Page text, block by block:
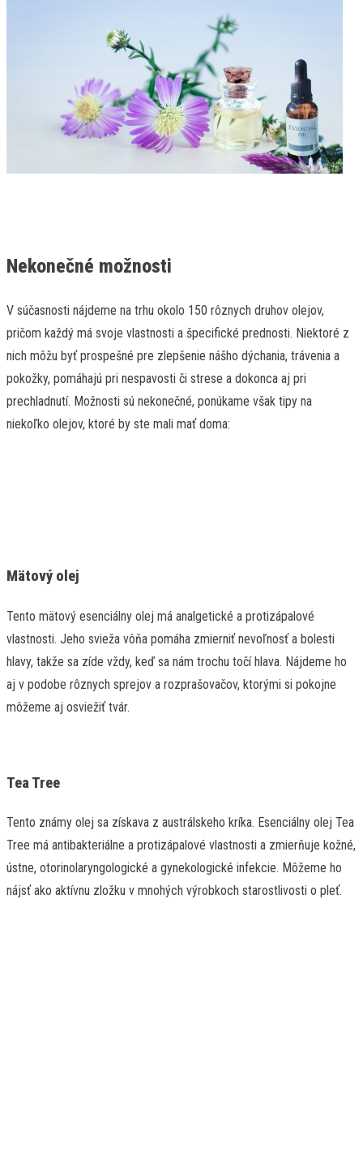
Nekonečné možnosti
V súčasnosti nájdeme na trhu okolo 150 rôznych druhov olejov,
pričom každý má svoje vlastnosti a špecifické prednosti. Niektoré z
nich môžu byť prospešné pre zlepšenie nášho dýchania, trávenia a
pokožky, pomáhajú pri nespavosti či strese a dokonca aj pri
prechladnutí. Možnosti sú nekonečné, ponúkame však tipy na
niekoľko olejov, ktoré by ste mali mať doma:
Mätový olej
Tento mätový esenciálny olej má analgetické a protizápalové
vlastnosti. Jeho svieža vôňa pomáha zmierniť nevoľnosť a bolesti
hlavy, takže sa zíde vždy, keď sa nám trochu točí hlava. Nájdeme ho
aj v podobe rôznych sprejov a rozprašovačov, ktorými si pokojne
môžeme aj osviežiť tvár.
Tea Tree
Tento známy olej sa získava z austrálskeho kríka. Esenciálny olej Tea
Tree má antibakteriálne a protizápalové vlastnosti a zmierňuje kožné,
ústne, otorinolaryngologické a gynekologické infekcie. Môžeme ho
nájsť ako aktívnu zložku v mnohých výrobkoch starostlivosti o pleť.